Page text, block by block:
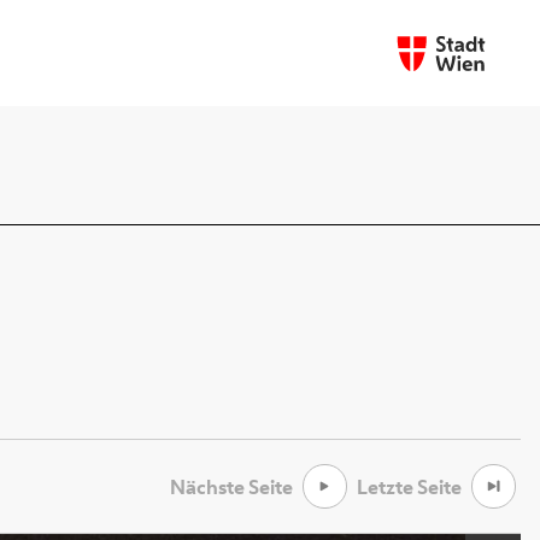
Nächste Seite Letzte Seite